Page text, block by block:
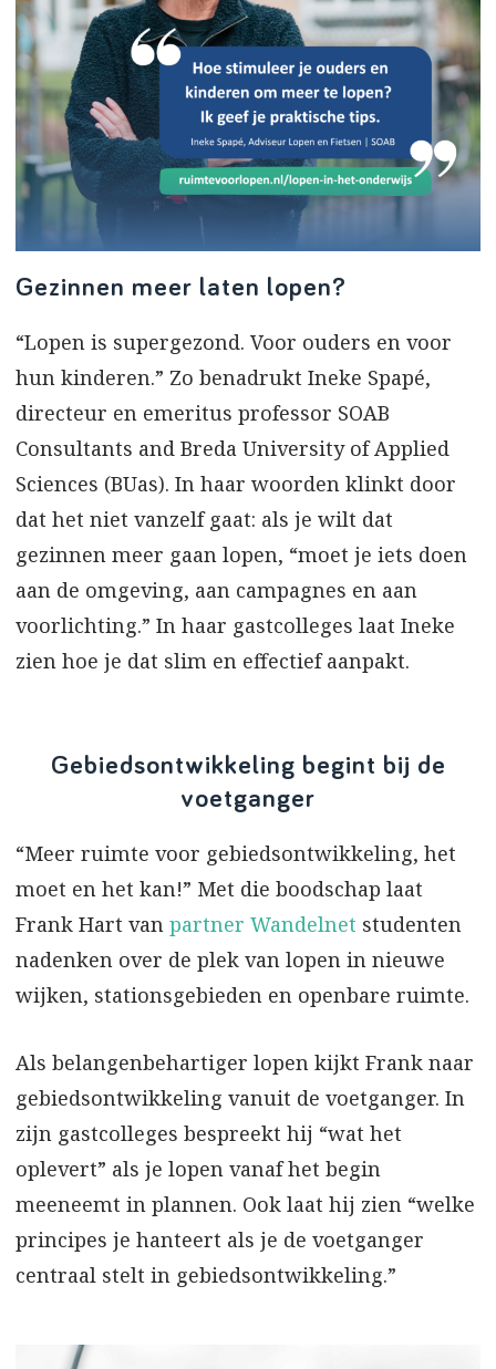
Gezinnen meer laten lopen?
“Lopen is supergezond. Voor ouders en voor
hun kinderen.” Zo benadrukt Ineke Spapé,
directeur en emeritus professor SOAB
Consultants and Breda University of Applied
Sciences (BUas). In haar woorden klinkt door
dat het niet vanzelf gaat: als je wilt dat
gezinnen meer gaan lopen, “moet je iets doen
aan de omgeving, aan campagnes en aan
voorlichting.” In haar gastcolleges laat Ineke
zien hoe je dat slim en effectief aanpakt.
Gebiedsontwikkeling begint bij de
voetganger
“Meer ruimte voor gebiedsontwikkeling, het
moet en het kan!” Met die boodschap laat
Frank Hart van partner Wandelnet studenten
nadenken over de plek van lopen in nieuwe
wijken, stationsgebieden en openbare ruimte.
Als belangenbehartiger lopen kijkt Frank naar
gebiedsontwikkeling vanuit de voetganger. In
zijn gastcolleges bespreekt hij “wat het
oplevert” als je lopen vanaf het begin
meeneemt in plannen. Ook laat hij zien “welke
principes je hanteert als je de voetganger
centraal stelt in gebiedsontwikkeling.”